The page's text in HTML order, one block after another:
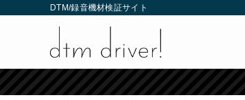
DTM/録音機材検証サイト